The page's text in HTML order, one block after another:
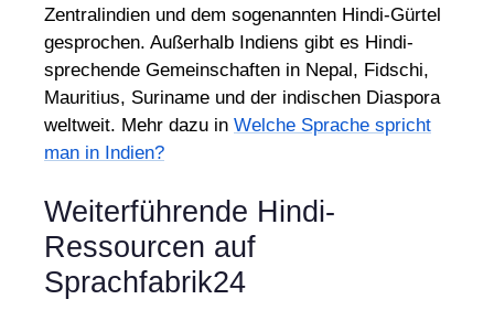
Zentralindien und dem sogenannten Hindi-Gürtel
gesprochen. Außerhalb Indiens gibt es Hindi-
sprechende Gemeinschaften in Nepal, Fidschi,
Mauritius, Suriname und der indischen Diaspora
weltweit. Mehr dazu in Welche Sprache spricht
man in Indien?
Weiterführende Hindi-
Ressourcen auf
Sprachfabrik24